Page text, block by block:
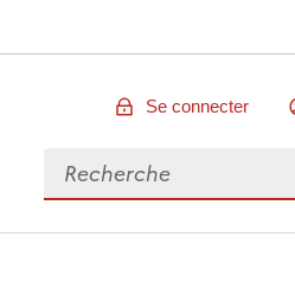
Se connecter
Rechercher des données